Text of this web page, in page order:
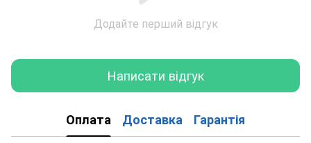
Додайте перший відгук
Написати відгук
Оплата Доставка Гарантія